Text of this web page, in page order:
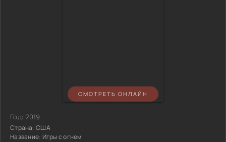
СМОТРЕТЬ ОНЛАЙН
Год:2019
Страна:США
Название: Игры с огнем